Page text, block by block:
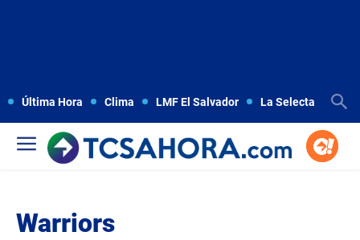
Última Hora Clima LMF El Salvador La Selecta
Warriors